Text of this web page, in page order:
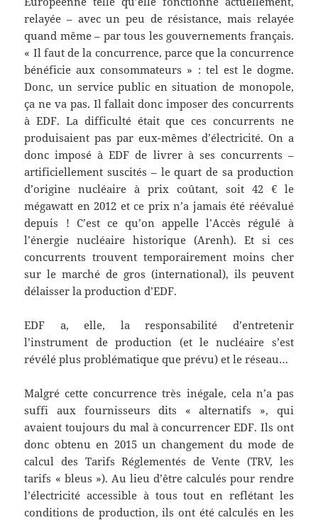
relayée – avec un peu de résistance, mais relayée
quand même – par tous les gouvernements français.
« Il faut de la concurrence, parce que la concurrence
bénéficie aux consommateurs » : tel est le dogme.
Donc, un service public en situation de monopole,
ça ne va pas. Il fallait donc imposer des concurrents
à EDF. La difficulté était que ces concurrents ne
produisaient pas par eux-mêmes d’électricité. On a
donc imposé à EDF de livrer à ses concurrents –
artificiellement suscités – le quart de sa production
d’origine nucléaire à prix coûtant, soit 42 € le
mégawatt en 2012 et ce prix n’a jamais été réévalué
depuis ! C’est ce qu’on appelle l’Accès régulé à
l’énergie nucléaire historique (Arenh). Et si ces
concurrents trouvent temporairement moins cher
sur le marché de gros (international), ils peuvent
délaisser la production d’EDF.
EDF a, elle, la responsabilité d’entretenir
l’instrument de production (et le nucléaire s’est
révélé plus problématique que prévu) et le réseau…
Malgré cette concurrence très inégale, cela n’a pas
suffi aux fournisseurs dits « alternatifs », qui
avaient toujours du mal à concurrencer EDF. Ils ont
donc obtenu en 2015 un changement du mode de
calcul des Tarifs Réglementés de Vente (TRV, les
tarifs « bleus »). Au lieu d’être calculés pour rendre
l’électricité accessible à tous tout en reflétant les
conditions de production, ils ont été calculés en les